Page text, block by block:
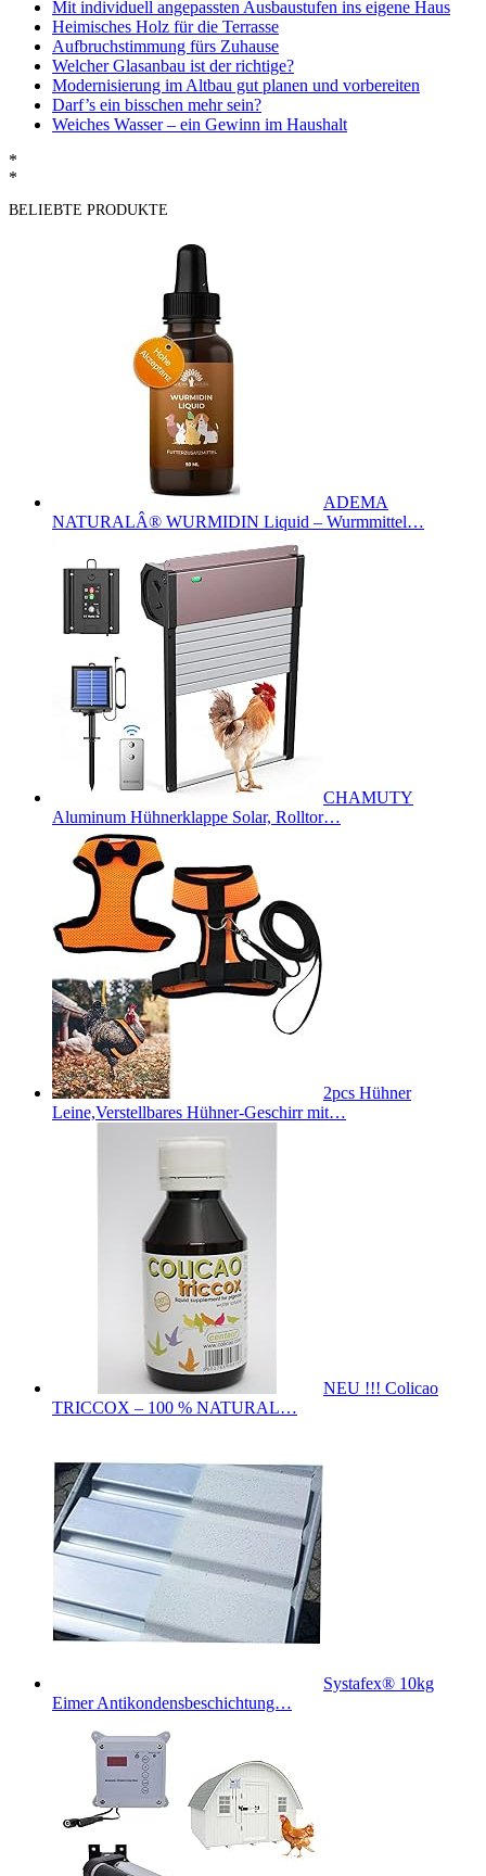
Mit individuell angepassten Ausbaustufen ins eigene Haus
Heimisches Holz für die Terrasse
Aufbruchstimmung fürs Zuhause
Welcher Glasanbau ist der richtige?
Modernisierung im Altbau gut planen und vorbereiten
Darf’s ein bisschen mehr sein?
Weiches Wasser – ein Gewinn im Haushalt
*
*
BELIEBTE PRODUKTE
ADEMA
NATURALÂ® WURMIDIN Liquid – Wurmmittel…
CHAMUTY
Aluminum Hühnerklappe Solar, Rolltor…
2pcs Hühner
Leine,Verstellbares Hühner-Geschirr mit…
NEU !!! Colicao
TRICCOX – 100 % NATURAL…
Systafex® 10kg
Eimer Antikondensbeschichtung…